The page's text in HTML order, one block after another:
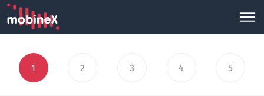
1 2 3 4 5